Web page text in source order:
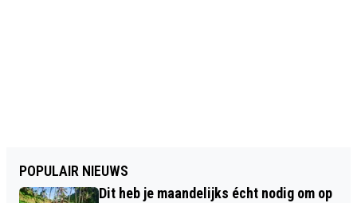
POPULAIR NIEUWS
Dit heb je maandelijks écht nodig om op